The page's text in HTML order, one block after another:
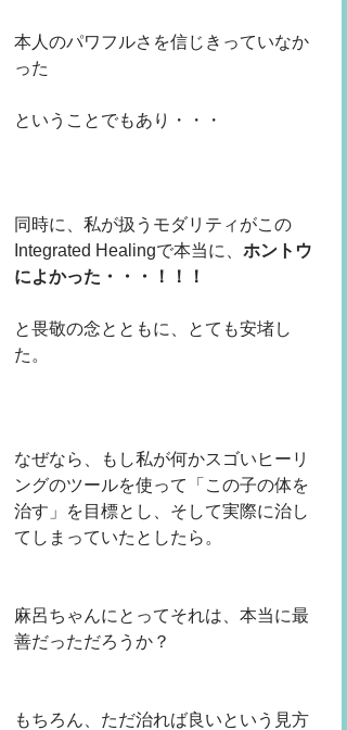
本人のパワフルさを信じきっていなか
った
ということでもあり・・・
同時に、私が扱うモダリティがこの
Integrated Healingで本当に、 ホントウ
によかった・・・！！！
と畏敬の念とともに、とても安堵し
た。
なぜなら、もし私が何かスゴいヒーリ
ングのツールを使って「この子の体を
治す」を目標とし、そして実際に治し
てしまっていたとしたら。
麻呂ちゃんにとってそれは、本当に最
善だっただろうか？
もちろん、ただ治れば良いという見方